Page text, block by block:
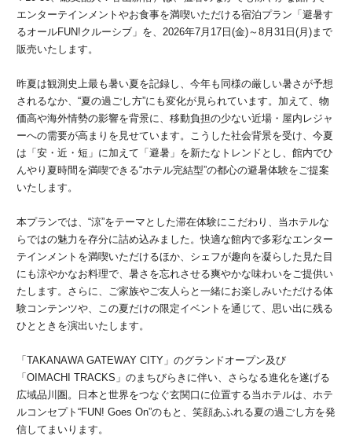
エンターテインメントやお食事を満喫いただける宿泊プラン「避暑す
るオールFUN!クルーシブ」を、2026年7月17日(金)～8月31日(月)まで
販売いたします。
昨夏は観測史上最も暑い夏を記録し、今年も同様の厳しい暑さが予想
されるなか、“夏の過ごし方”にも変化が見られています。加えて、物
価高や海外情勢の影響を背景に、移動負担の少ない近場・屋内レジャ
ーへの需要が高まりを見せています。こうした社会背景を受け、今夏
は「安・近・短」に加えて「避暑」を新たなトレンドとし、館内でひ
んやり夏時間を満喫できる“ホテル完結型”の都心の避暑体験をご提案
いたします。
本プランでは、“涼”をテーマとした滞在体験にこだわり、当ホテルな
らではの魅力を存分に詰め込みました。快適な館内で多彩なエンター
テインメントを満喫いただけるほか、シェフが趣向を凝らした見た目
にも涼やかなお料理で、暑さを忘れさせる爽やかな味わいをご提供い
たします。さらに、ご家族やご友人らと一緒にお楽しみいただける体
験コンテンツや、この夏だけの限定イベントを通じて、思い出に残る
ひとときを演出いたします。
「TAKANAWA GATEWAY CITY」のグランドオープン及び
「OIMACHI TRACKS」のまちびらきに伴い、さらなる進化を遂げる
広域品川圏。日本と世界をつなぐ玄関口に位置する当ホテルは、ホテ
ルコンセプト“FUN! Goes On”のもと、笑顔あふれる夏の過ごし方を発
信してまいります。